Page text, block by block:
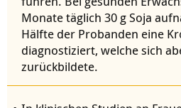
Monate täglich 30 g Soja
Hälfte der Probanden eine
diagnostiziert, welche sich
zurückbildete.